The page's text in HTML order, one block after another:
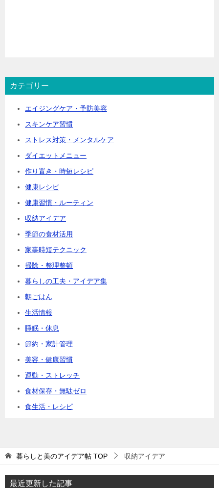
カテゴリー
エイジングケア・予防美容
スキンケア習慣
ストレス対策・メンタルケア
ダイエットメニュー
作り置き・時短レシピ
健康レシピ
健康習慣・ルーティン
収納アイデア
季節の食材活用
家事時短テクニック
掃除・整理整頓
暮らしの工夫・アイデア集
朝ごはん
生活情報
睡眠・休息
節約・家計管理
美容・健康習慣
運動・ストレッチ
食材保存・無駄ゼロ
食生活・レシピ
暮らしと美のアイデア帖 TOP 収納アイデア
最近更新した記事